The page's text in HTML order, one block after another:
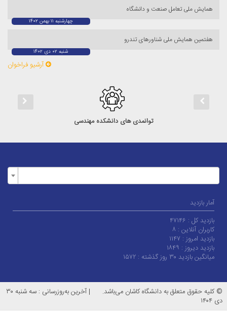
همایش ملی تعامل صنعت و دانشگاه
چهارشنبه ۱۱ بهمن ۱۴۰۲
هفتمین همایش ملی شناورهای تندرو
شنبه ۰۲ دی ۱۴۰۲
آرشیو فراخوان
توانمدی های دانشکده مهندسی
آمار بازدید
بازدید کل :۴۷۱۴۶
کاربران آنلاین :۸
بازدید امروز :۱۱۴۷
بازدید دیروز :۱۸۴۹
میانگین بازدید ۳۰ روز گذشته :
۱۵۷۲
حقوق متعلق به دانشگاه کاشان می‌باشد.
آخرین به‌روزرسانی : سه شنبه ۳۰